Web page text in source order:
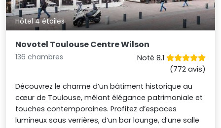
Hôtel 4 étoiles
Novotel Toulouse Centre Wilson
136 chambres
Noté 8.1
(772 avis)
Découvrez le charme d’un bâtiment historique au
cœur de Toulouse, mêlant élégance patrimoniale et
touches contemporaines. Profitez d’espaces
lumineux sous verrières, d’un bar lounge, d’une salle